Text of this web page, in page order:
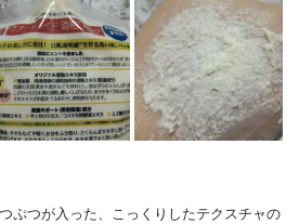
ぷつが入った、こっくりしたテクスチャの